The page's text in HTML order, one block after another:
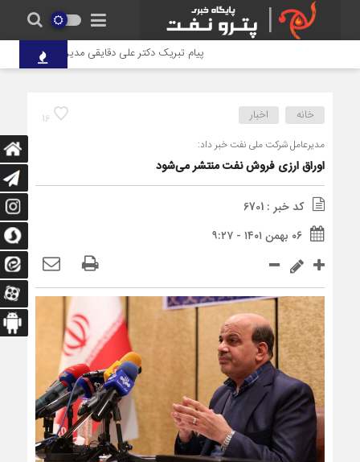
پیام تبریک دکتر علی دقایقی مدیرعامل گروه توسعه
16 خانه اخبار
مدیرعامل شرکت ملی نفت خبر داد:
اوراق ارزی فروش نفت منتشر می‌شود
کد خبر : 6701
۰۶ بهمن ۱۴۰۱ - ۹:۲۷